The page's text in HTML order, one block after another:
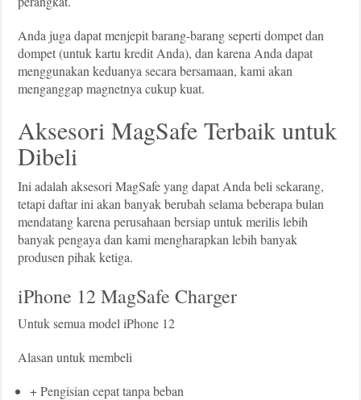
Anda juga dapat menjepit barang-barang seperti dompet dan
dompet (untuk kartu kredit Anda), dan karena Anda dapat
menggunakan keduanya secara bersamaan, kami akan
menganggap magnetnya cukup kuat.
Aksesori MagSafe Terbaik untuk
Dibeli
Ini adalah aksesori MagSafe yang dapat Anda beli sekarang,
tetapi daftar ini akan banyak berubah selama beberapa bulan
mendatang karena perusahaan bersiap untuk merilis lebih
banyak pengaya dan kami mengharapkan lebih banyak
produsen pihak ketiga.
iPhone 12 MagSafe Charger
Untuk semua model iPhone 12
Alasan untuk membeli
+ Pengisian cepat tanpa beban